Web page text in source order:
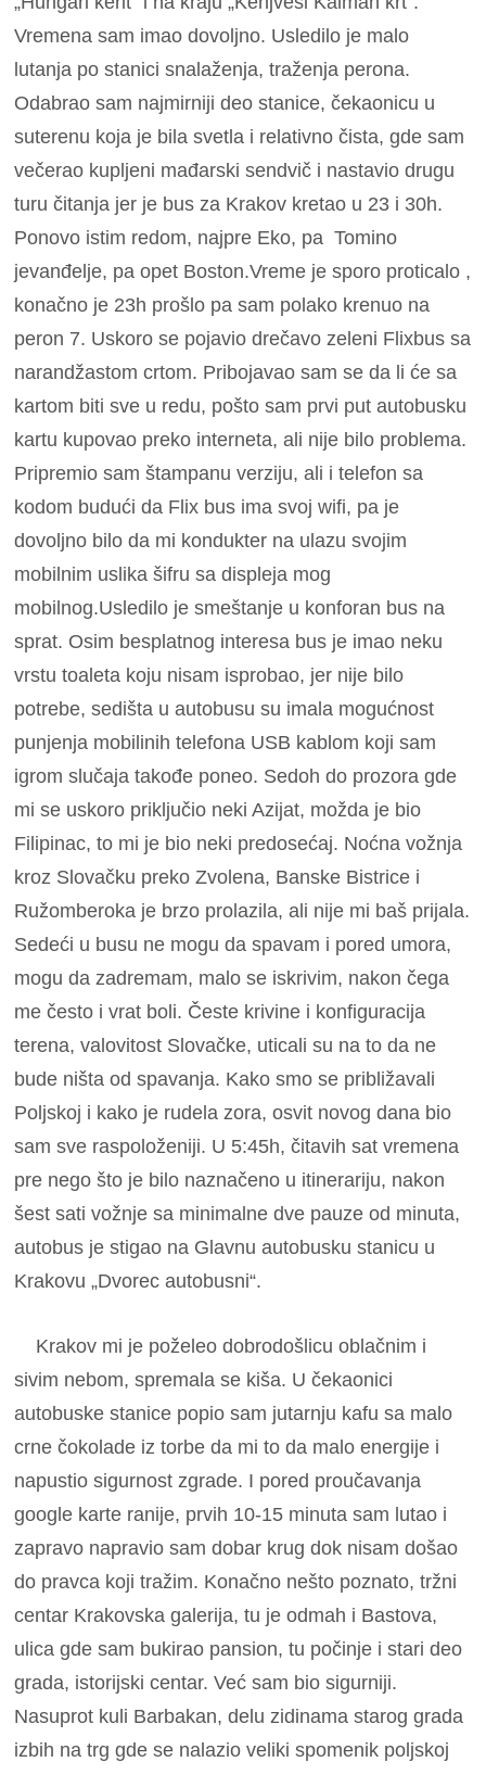
Vremena sam imao dovoljno. Usledilo je malo
lutanja po stanici snalaženja, traženja perona.
Odabrao sam najmirniji deo stanice, čekaonicu u
suterenu koja je bila svetla i relativno čista, gde sam
večerao kupljeni mađarski sendvič i nastavio drugu
turu čitanja jer je bus za Krakov kretao u 23 i 30h.
Ponovo istim redom, najpre Eko, pa Tomino
jevanđelje, pa opet Boston.Vreme je sporo proticalo ,
konačno je 23h prošlo pa sam polako krenuo na
peron 7. Uskoro se pojavio drečavo zeleni Flixbus sa
narandžastom crtom. Pribojavao sam se da li će sa
kartom biti sve u redu, pošto sam prvi put autobusku
kartu kupovao preko interneta, ali nije bilo problema.
Pripremio sam štampanu verziju, ali i telefon sa
kodom budući da Flix bus ima svoj wifi, pa je
dovoljno bilo da mi kondukter na ulazu svojim
mobilnim uslika šifru sa displeja mog
mobilnog.Usledilo je smeštanje u konforan bus na
sprat. Osim besplatnog interesa bus je imao neku
vrstu toaleta koju nisam isprobao, jer nije bilo
potrebe, sedišta u autobusu su imala mogućnost
punjenja mobilinih telefona USB kablom koji sam
igrom slučaja takođe poneo. Sedoh do prozora gde
mi se uskoro priključio neki Azijat, možda je bio
Filipinac, to mi je bio neki predosećaj. Noćna vožnja
kroz Slovačku preko Zvolena, Banske Bistrice i
Ružomberoka je brzo prolazila, ali nije mi baš prijala.
Sedeći u busu ne mogu da spavam i pored umora,
mogu da zadremam, malo se iskrivim, nakon čega
me često i vrat boli. Česte krivine i konfiguracija
terena, valovitost Slovačke, uticali su na to da ne
bude ništa od spavanja. Kako smo se približavali
Poljskoj i kako je rudela zora, osvit novog dana bio
sam sve raspoloženiji. U 5:45h, čitavih sat vremena
pre nego što je bilo naznačeno u itinerariju, nakon
šest sati vožnje sa minimalne dve pauze od minuta,
autobus je stigao na Glavnu autobusku stanicu u
Krakovu „Dvorec autobusni“.
Krakov mi je poželeo dobrodošlicu oblačnim i
sivim nebom, spremala se kiša. U čekaonici
autobuske stanice popio sam jutarnju kafu sa malo
crne čokolade iz torbe da mi to da malo energije i
napustio sigurnost zgrade. I pored proučavanja
google karte ranije, prvih 10-15 minuta sam lutao i
zapravo napravio sam dobar krug dok nisam došao
do pravca koji tražim. Konačno nešto poznato, tržni
centar Krakovska galerija, tu je odmah i Bastova,
ulica gde sam bukirao pansion, tu počinje i stari deo
grada, istorijski centar. Već sam bio sigurniji.
Nasuprot kuli Barbakan, delu zidinama starog grada
izbih na trg gde se nalazio veliki spomenik poljskoj